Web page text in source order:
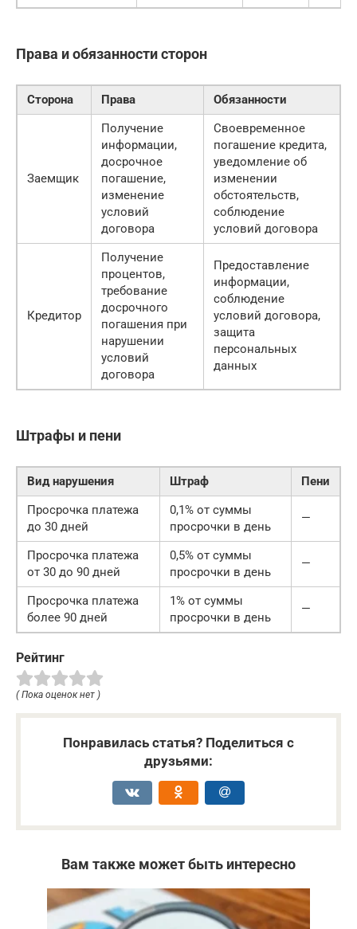
Права и обязанности сторон
Сторона Права Обязанности
Заемщик
Получение
информации,
досрочное
погашение,
изменение
условий
договора
Своевременное
погашение кредита,
уведомление об
изменении
обстоятельств,
соблюдение
условий договора
Кредитор
Получение
процентов,
требование
досрочного
погашения при
нарушении
условий
договора
Предоставление
информации,
соблюдение
условий договора,
защита
персональных
данных
Штрафы и пени
Вид нарушения Штраф
Пени
Просрочка платежа
до 30 дней
0,1% от суммы
просрочки в день
—
Просрочка платежа
от 30 до 90 дней
0,5% от суммы
просрочки в день
—
Просрочка платежа
более 90 дней
1% от суммы
просрочки в день
—
Рейтинг
( Пока оценок нет )
Понравилась статья? Поделиться с
друзьями:
Вам также может быть интересно